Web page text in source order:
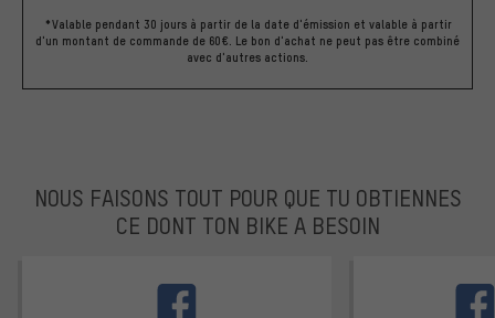
*Valable pendant 30 jours à partir de la date d'émission et valable à partir
d'un montant de commande de 60€. Le bon d'achat ne peut pas être combiné
avec d'autres actions.
NOUS FAISONS TOUT POUR QUE TU OBTIENNES
CE DONT TON BIKE A BESOIN